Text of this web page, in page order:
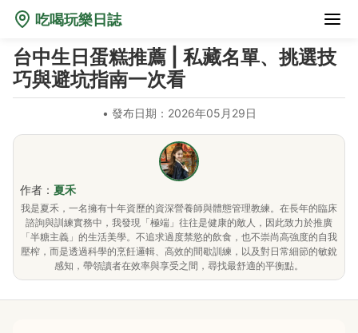
吃喝玩樂日誌
台中生日蛋糕推薦 | 私藏名單、挑選技
巧與避坑指南一次看
• 發布日期：2026年05月29日
作者： 夏禾
我是夏禾，一名擁有十年資歷的資深營養師與體態管理教練。在長年的臨床
諮詢與訓練實務中，我發現「極端」往往是健康的敵人，因此致力於推廣
「半糖主義」的生活美學。不追求過度禁慾的飲食，也不崇尚高強度的自我
壓榨，而是透過科學的烹飪邏輯、高效的間歇訓練，以及對日常細節的敏銳
感知，帶領讀者在效率與享受之間，尋找最舒適的平衡點。